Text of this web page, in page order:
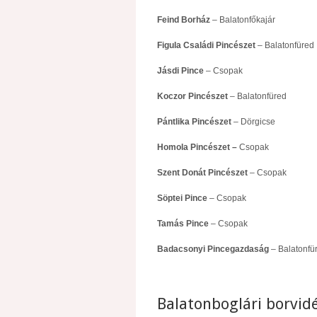
Feind Borház – Balatonfőkajár
Figula Családi Pincészet – Balatonfüred
Jásdi Pince – Csopak
Koczor Pincészet – Balatonfüred
Pántlika Pincészet – Dörgicse
Homola Pincészet – Csopak
Szent Donát Pincészet – Csopak
Söptei Pince – Csopak
Tamás Pince – Csopak
Badacsonyi Pincegazdaság –
Balatonboglári